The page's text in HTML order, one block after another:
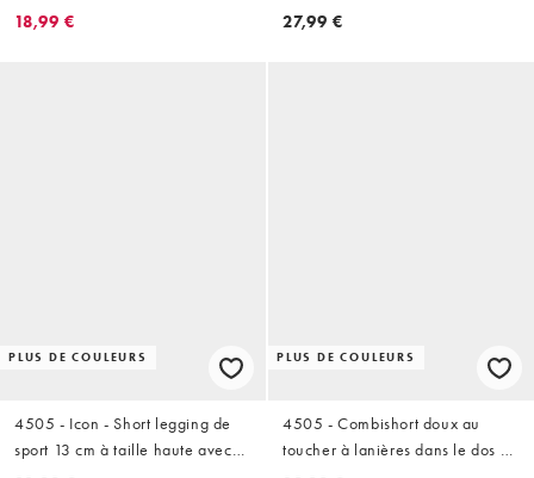
intégrée et bretelles réglables -
18,99 €
gorge intégré - Abricot
27,99 €
PLUS DE COULEURS
4505 - Icon - Short legging de
sport 13 cm à taille haute avec
PLUS DE COULEURS
4505 - Combishort doux au
toucher à lanières dans le dos et